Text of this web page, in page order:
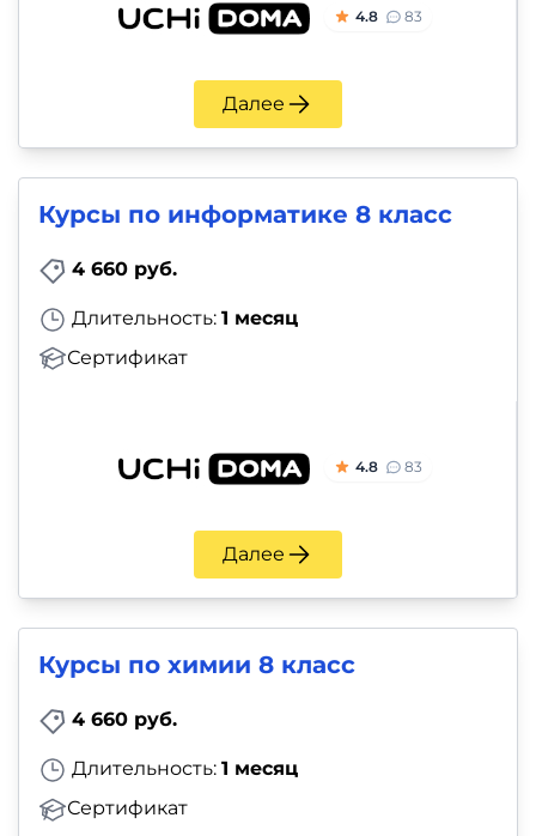
4.8 83
Далее
Курсы по информатике 8 класс
4 660 руб.
Длительность: 1 месяц
Сертификат
4.8 83
Далее
Курсы по химии 8 класс
4 660 руб.
Длительность: 1 месяц
Сертификат